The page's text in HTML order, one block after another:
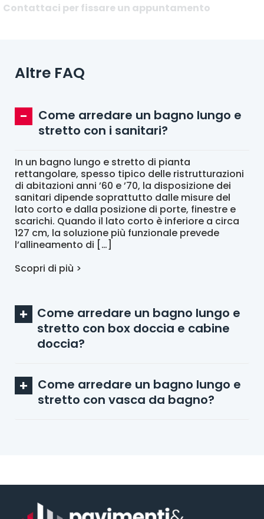
Contattaci per fissare un appuntamento
Altre FAQ
Come arredare un bagno lungo e
stretto con i sanitari?
In un bagno lungo e stretto di pianta
rettangolare, spesso tipico delle ristrutturazioni
di abitazioni anni ’60 e ’70, la disposizione dei
sanitari dipende soprattutto dalle misure del
lato corto e dalla posizione di porte, finestre e
scarichi. Quando il lato corto è inferiore a circa
127 cm, la soluzione più funzionale prevede
l’allineamento di […]
Scopri di più >
Come arredare un bagno lungo e
stretto con box doccia e cabine
doccia?
Come arredare un bagno lungo e
stretto con vasca da bagno?